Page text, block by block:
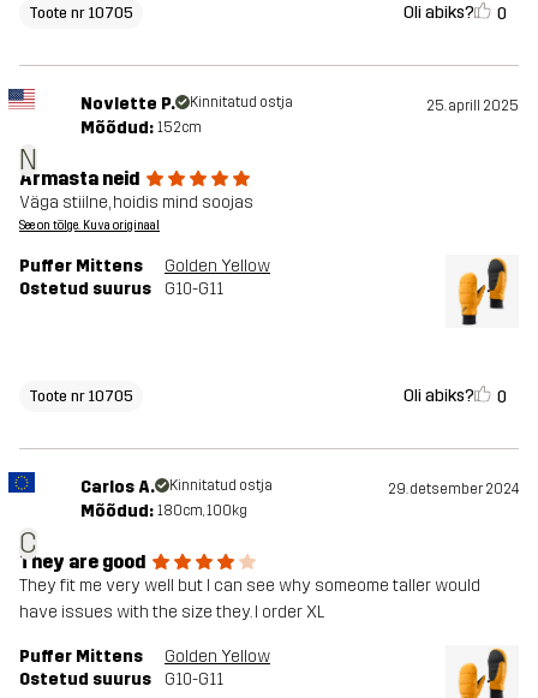
Toote nr 10705 Oli abiks? 0
N
Novlette P. Kinnitatud ostja 25. aprill 2025
Mõõdud: 152cm
Armasta neid
Väga stiilne, hoidis mind soojas
See on tõlge. Kuva originaal
Puffer Mittens
Golden Yellow
Ostetud suurus
G10-G11
Toote nr 10705 Oli abiks? 0
C
Carlos A. Kinnitatud ostja 29. detsember 2024
Mõõdud: 180cm, 100kg
They are good
They fit me very well but I can see why someome taller would
have issues with the size they. I order XL
Puffer Mittens
Golden Yellow
Ostetud suurus
G10-G11